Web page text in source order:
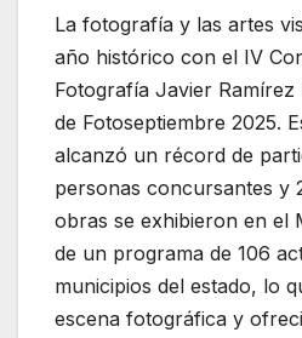
La fotografía y las artes
año histórico con el IV
Fotografía Javier
de Fotoseptiembre 2025.
alcanzó un récord de
personas concursantes y
obras se exhibieron en el
de un programa de 106
municipios del estado, lo
escena fotográfica y